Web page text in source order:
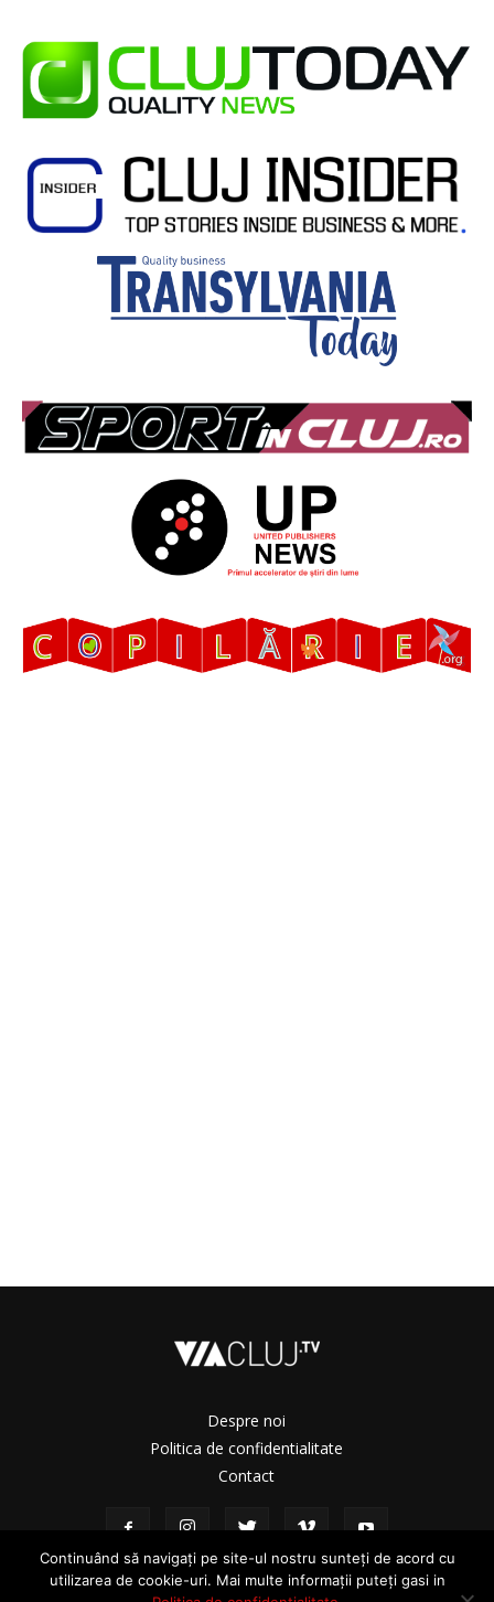
Despre noi
Politica de confidentialitate
Contact
Continuând să navigați pe site-ul nostru sunteți de acord cu
utilizarea de cookie-uri. Mai multe informații puteți gasi in